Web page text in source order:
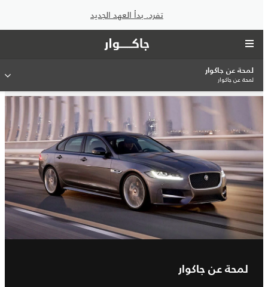
تفرد. بدأ العهد الجديد
لمحة عن جاكوار
لمحة عن جاكوار
لمحة عن جاكوار